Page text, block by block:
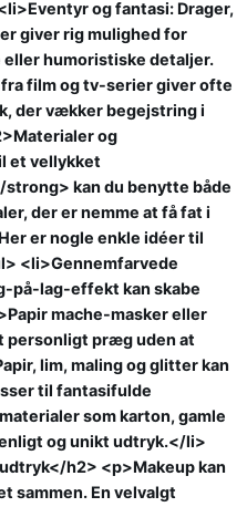
og fantasi: Drager,
giver rig mulighed for
humoristiske detaljer.
film og tv-serier giver ofte
der vækker begejstring i
og
et vellykket
kan du benytte både
der er nemme at få fat i
er nogle enkle idéer til
<li>Gennemfarvede
på-lag-effekt kan skabe
mache-masker eller
personligt præg uden at
lim, maling og glitter kan
til fantasifulde
som karton, gamle
og unikt udtryk.</li>
h2> <p>Makeup kan
sammen. En velvalgt